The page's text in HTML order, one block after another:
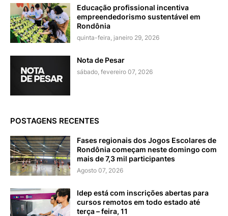
Educação profissional incentiva
empreendedorismo sustentável em
Rondônia
quinta-feira, janeiro 29, 2026
Nota de Pesar
sábado, fevereiro 07, 2026
POSTAGENS RECENTES
Fases regionais dos Jogos Escolares de
Rondônia começam neste domingo com
mais de 7,3 mil participantes
Agosto 07, 2026
Idep está com inscrições abertas para
cursos remotos em todo estado até
terça – feira, 11